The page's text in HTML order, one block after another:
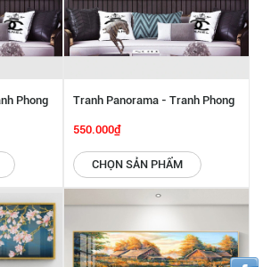
Phong
Tranh Panorama - Tranh Phong
Cảnh Biển SGP 6142250
550.000₫
CHỌN SẢN PHẨM